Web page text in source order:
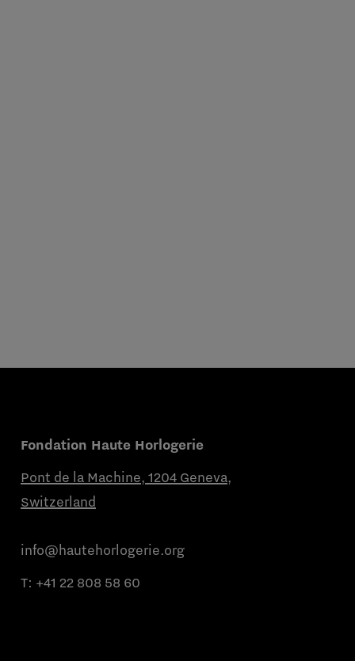
Fondation Haute Horlogerie
Pont de la Machine, 1204 Geneva,
Switzerland
info@hautehorlogerie.org
T: +41 22 808 58 60